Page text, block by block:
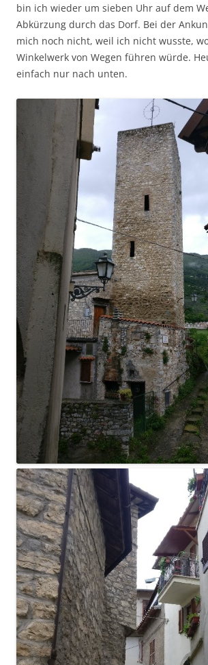
bin ich wieder um sieben Uhr auf dem
Abkürzung durch das Dorf. Bei der
mich noch nicht, weil ich nicht wusste,
Winkelwerk von Wegen führen würde.
einfach nur nach unten.